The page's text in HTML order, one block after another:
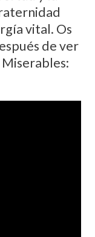
vital. Os
de ver